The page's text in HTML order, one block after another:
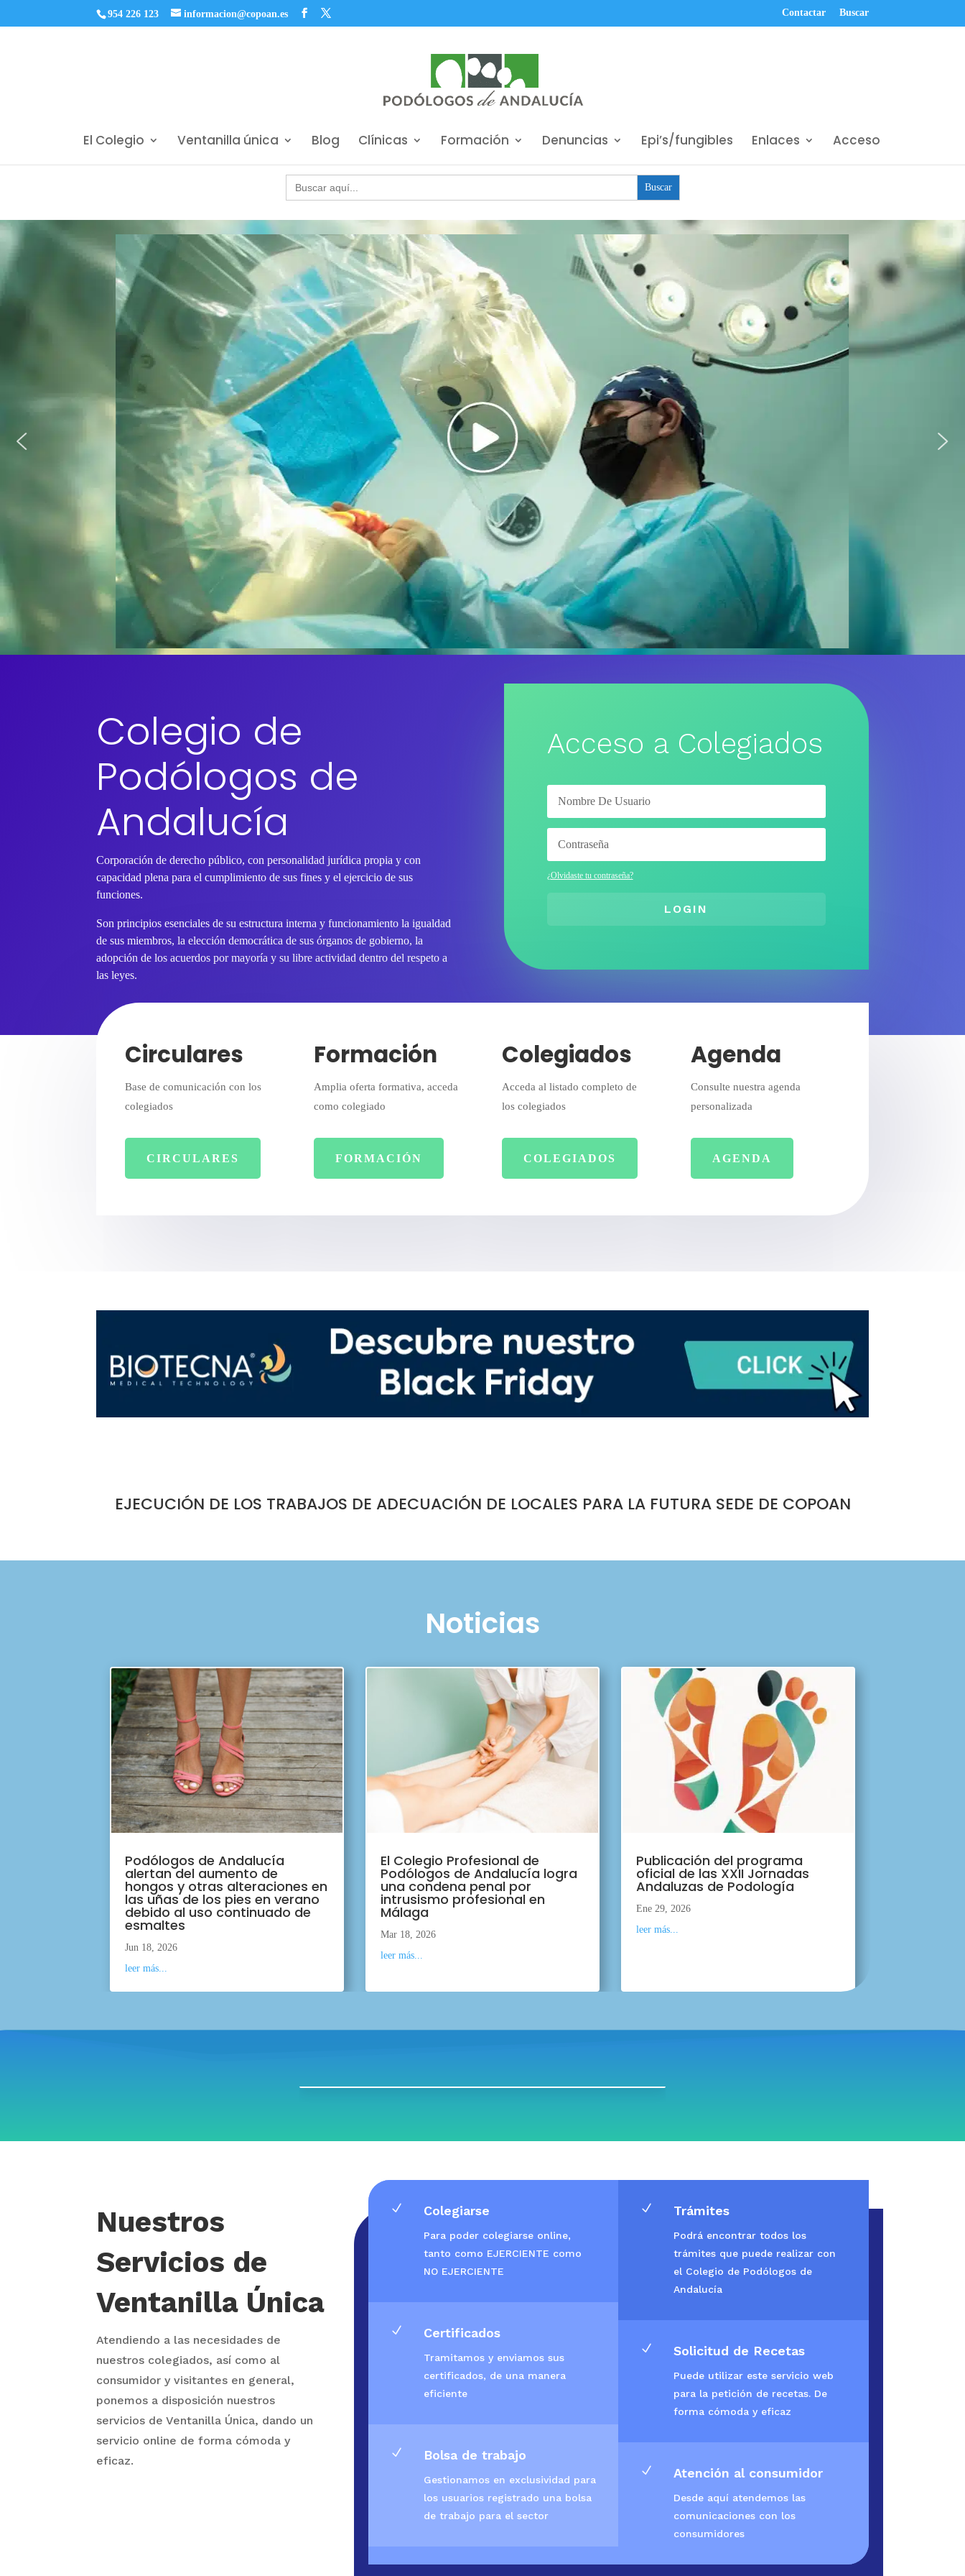
954 226 123 informacion@copoan.es Contactar Buscar
El Colegio Ventanilla única Blog Clínicas Formación Denuncias Epi’s/fungibles Enlaces Acceso
Buscar:
Colegio de
Podólogos de
Andalucía
Corporación de derecho público, con personalidad jurídica propia y con
capacidad plena para el cumplimiento de sus fines y el ejercicio de sus
funciones.
Son principios esenciales de su estructura interna y funcionamiento la igualdad
de sus miembros, la elección democrática de sus órganos de gobierno, la
adopción de los acuerdos por mayoría y su libre actividad dentro del respeto a
las leyes.
Acceso a Colegiados
¿Olvidaste tu contraseña?
LOGIN
Circulares
Base de comunicación con los
colegiados
CIRCULARES
Formación
Amplia oferta formativa, acceda
como colegiado
FORMACIÓN
Colegiados
Acceda al listado completo de
los colegiados
COLEGIADOS
Agenda
Consulte nuestra agenda
personalizada
AGENDA
EJECUCIÓN DE LOS TRABAJOS DE ADECUACIÓN DE LOCALES PARA LA FUTURA SEDE DE COPOAN
Noticias
Podólogos de Andalucía
alertan del aumento de
hongos y otras alteraciones en
las uñas de los pies en verano
debido al uso continuado de
esmaltes
Jun 18, 2026
leer más...
El Colegio Profesional de
Podólogos de Andalucía logra
una condena penal por
intrusismo profesional en
Málaga
Mar 18, 2026
leer más...
Publicación del programa
oficial de las XXII Jornadas
Andaluzas de Podología
Ene 29, 2026
leer más...
Nuestros
Servicios de
Ventanilla Única
Atendiendo a las necesidades de
nuestros colegiados, así como al
consumidor y visitantes en general,
ponemos a disposición nuestros
servicios de Ventanilla Única, dando un
servicio online de forma cómoda y
eficaz.
N Colegiarse
Para poder colegiarse online,
tanto como EJERCIENTE como
NO EJERCIENTE
N Certificados
Tramitamos y enviamos sus
certificados, de una manera
eficiente
N Bolsa de trabajo
Gestionamos en exclusividad para
los usuarios registrado una bolsa
de trabajo para el sector
N Trámites
Podrá encontrar todos los
trámites que puede realizar con
el Colegio de Podólogos de
Andalucía
N Solicitud de Recetas
Puede utilizar este servicio web
para la petición de recetas. De
forma cómoda y eficaz
N Atención al consumidor
Desde aquí atendemos las
comunicaciones con los
consumidores